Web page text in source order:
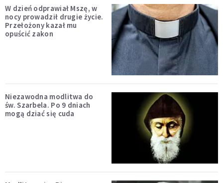
W dzień odprawiał Mszę, w
nocy prowadził drugie życie.
Przełożony kazał mu
opuścić zakon
Niezawodna modlitwa do
św. Szarbela. Po 9 dniach
mogą dziać się cuda